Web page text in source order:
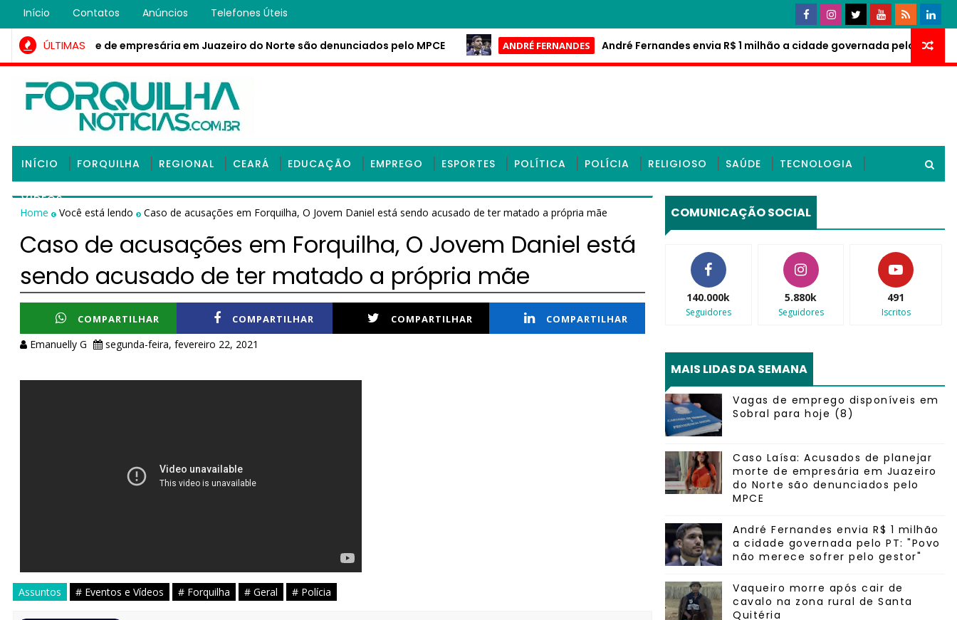
Início Contatos Anúncios Telefones Úteis
ÚLTIMAS
morte de empresária em Juazeiro do Norte são denunciados pelo MPCE ANDRÉ FERNANDES André Fernandes envia R$ 1 milhão a cidade governada pelo PT: "Povo
INÍCIO FORQUILHA REGIONAL CEARÁ EDUCAÇÃO EMPREGO ESPORTES POLÍTICA POLÍCIA RELIGIOSO SAÚDE TECNOLOGIA
VÍDEOS
Home Você está lendo Caso de acusações em Forquilha, O Jovem Daniel está sendo acusado de ter matado a própria mãe
Caso de acusações em Forquilha, O Jovem Daniel está
sendo acusado de ter matado a própria mãe
COMPARTILHAR COMPARTILHAR COMPARTILHAR COMPARTILHAR
Emanuelly G segunda-feira, fevereiro 22, 2021
Assuntos # Eventos e Vídeos # Forquilha # Geral # Polícia
COMUNICAÇÃO SOCIAL
140.000k
Seguidores
5.880k
Seguidores
491
Iscritos
MAIS LIDAS DA SEMANA
Vagas de emprego disponíveis em
Sobral para hoje (8)
Caso Laísa: Acusados de planejar
morte de empresária em Juazeiro
do Norte são denunciados pelo
MPCE
André Fernandes envia R$ 1 milhão
a cidade governada pelo PT: "Povo
não merece sofrer pelo gestor"
Vaqueiro morre após cair de
cavalo na zona rural de Santa
Quitéria